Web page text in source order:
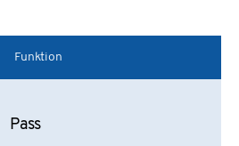
Funktion
Pass